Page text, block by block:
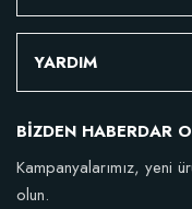
YARDIM
BİZDEN HABERDAR
Kampanyalarımız, yeni
olun.